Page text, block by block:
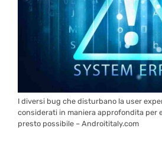
I diversi bug che disturbano la user
considerati in maniera approfondita per
presto possibile – Androititaly.com